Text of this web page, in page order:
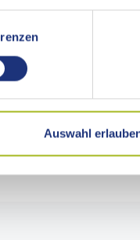
Auswahl